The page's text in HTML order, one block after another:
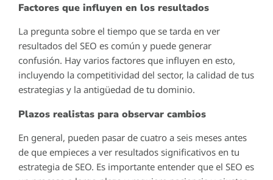
Factores que influyen en los resultados
La pregunta sobre el tiempo que se tarda en ver
resultados del SEO es común y puede generar
confusión. Hay varios factores que influyen en esto,
incluyendo la competitividad del sector, la calidad de tus
estrategias y la antigüedad de tu dominio.
Plazos realistas para observar cambios
En general, pueden pasar de cuatro a seis meses antes
de que empieces a ver resultados significativos en tu
estrategia de SEO. Es importante entender que el SEO es